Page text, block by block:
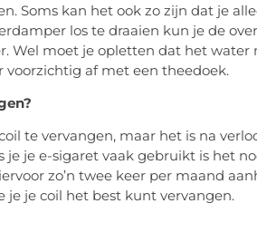
Soms kan het ook zo zijn dat je
los te draaien kun je de
Wel moet je opletten dat het water
voorzichtig af met een theedoek.
te vervangen, maar het is na
je e-sigaret vaak gebruikt is het
zo’n twee keer per maand
je je coil het best kunt vervangen.